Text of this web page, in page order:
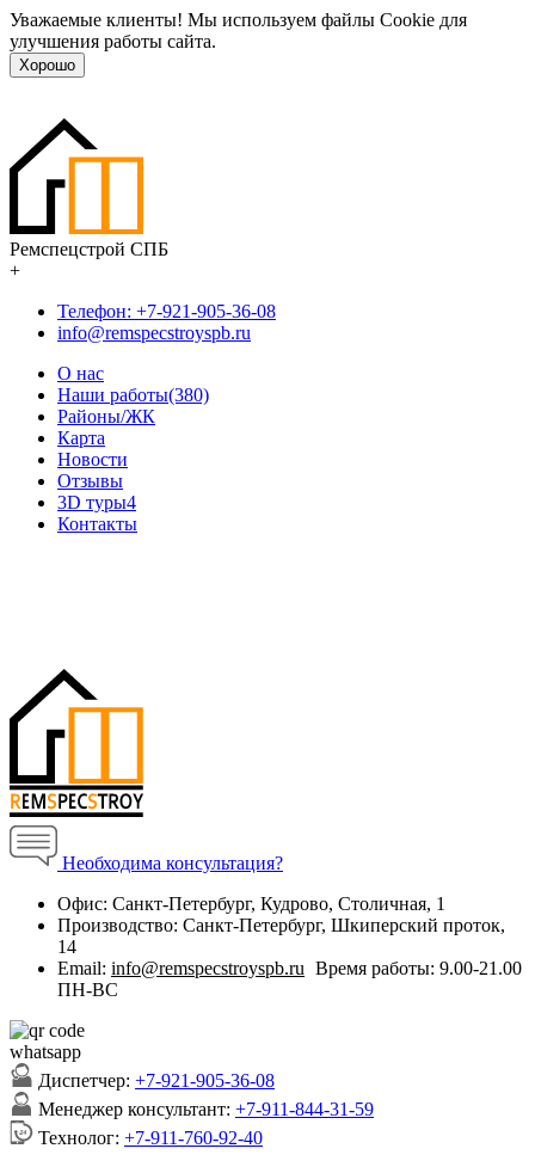
Уважаемые клиенты! Мы используем файлы Cookie для
улучшения работы сайта.
Хорошо
Ремспецстрой СПБ
+
Телефон: +7-921-905-36-08
info@remspecstroyspb.ru
О нас
Наши работы(380)
Районы/ЖК
Карта
Новости
Отзывы
3D туры4
Контакты
Необходима консультация?
Офис: Санкт-Петербург, Кудрово, Столичная, 1
Производство: Санкт-Петербург, Шкиперский проток,
14
Email: info@remspecstroyspb.ru Время работы: 9.00-21.00
ПН-ВС
Диспетчер: +7-921-905-36-08
Менеджер консультант: +7-911-844-31-59
Технолог: +7-911-760-92-40